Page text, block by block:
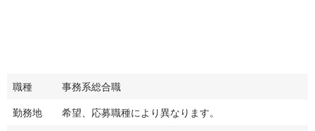
職種 事務系総合職
勤務地 希望、応募職種により異なります。